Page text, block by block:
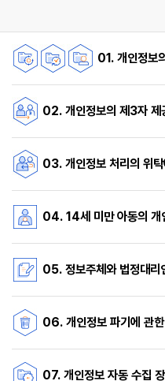
01. 개인정보
02. 개인정보의 제3자 제
03. 개인정보 처리의 위
04. 14세 미만 아동의 개
05. 정보주체와 법정대리
06. 개인정보 파기에 관
07. 개인정보 자동 수집